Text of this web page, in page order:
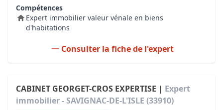
Compétences
Expert immobilier valeur vénale en biens
d'habitations
Consulter la fiche de l'expert
CABINET GEORGET-CROS EXPERTISE | Expert
immobilier - SAVIGNAC-DE-L'ISLE (33910)